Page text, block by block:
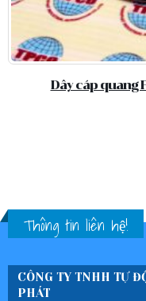
Dây cáp quang
Thông tin liên hệ!
CÔNG TY TNHH TỰ
PHÁT